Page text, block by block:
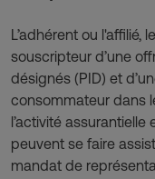
L’adhérent ou l'affilié,
souscripteur d’une
désignés (PID) et
consommateur dans
l’activité
peuvent se faire
mandat de